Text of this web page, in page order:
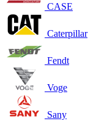
CASE
Caterpillar
Fendt
Voge
Sany